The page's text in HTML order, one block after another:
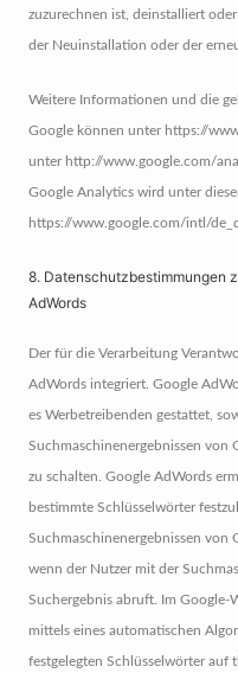
zuzurechnen ist, deinstalliert
der Neuinstallation oder der
Weitere Informationen und die
Google können unter https://
unter http://www.google.com/
Google Analytics wird unter
https://www.google.com/intl/
8. Datenschutzbestimmungen
AdWords
Der für die Verarbeitung
AdWords integriert. Google
es Werbetreibenden gestattet,
Suchmaschinenergebnissen von
zu schalten. Google AdWords
bestimmte Schlüsselwörter
Suchmaschinenergebnissen von
wenn der Nutzer mit der
Suchergebnis abruft. Im Google-
mittels eines automatischen
festgelegten Schlüsselwörter auf